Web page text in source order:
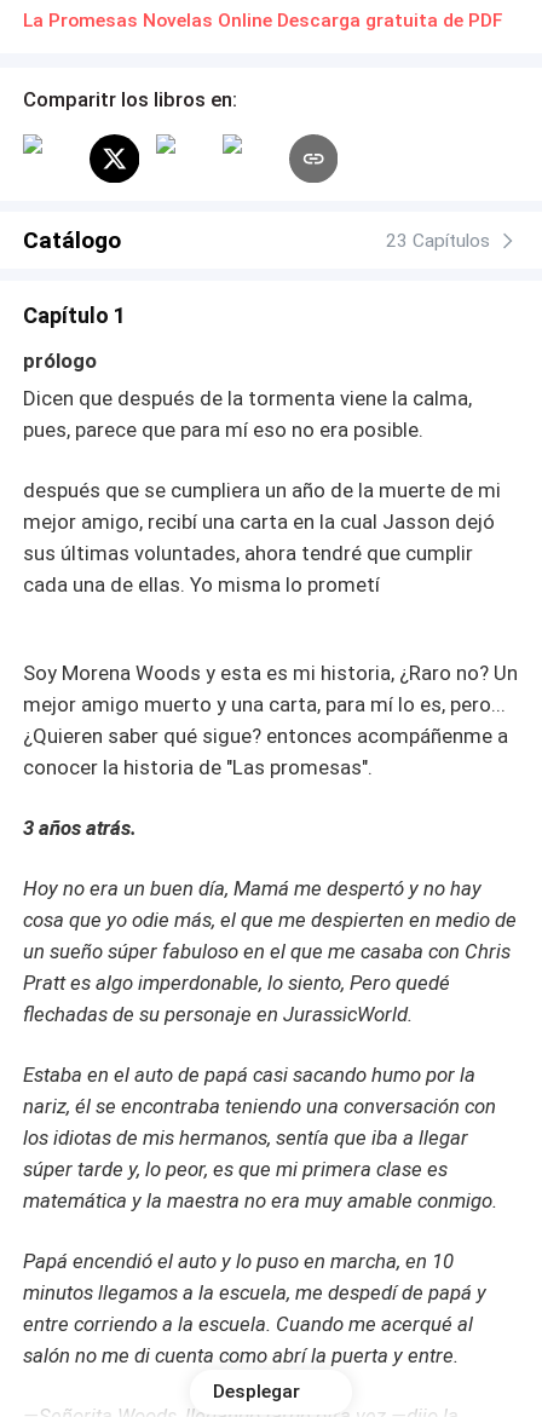
está es mi historia, ¿Raro no? Un mejor amigo muerto y
promesas".
La Promesas Novelas Online Descarga gratuita de PDF
Comparitr los libros en:
Catálogo 23 Capítulos
Capítulo 1
prólogo
Dicen que después de la tormenta viene la calma,
pues, parece que para mí eso no era posible.
después que se cumpliera un año de la muerte de mi
mejor amigo, recibí una carta en la cual Jasson dejó
sus últimas voluntades, ahora tendré que cumplir
cada una de ellas. Yo misma lo prometí
Soy Morena Woods y esta es mi historia, ¿Raro no? Un
mejor amigo muerto y una carta, para mí lo es, pero...
¿Quieren saber qué sigue? entonces acompáñenme a
conocer la historia de "Las promesas".
3 años atrás.
Hoy no era un buen día, Mamá me despertó y no hay
cosa que yo odie más, el que me despierten en medio de
un sueño súper fabuloso en el que me casaba con Chris
Pratt es algo imperdonable, lo siento, Pero quedé
flechadas de su personaje en JurassicWorld.
Estaba en el auto de papá casi sacando humo por la
nariz, él se encontraba teniendo una conversación con
los idiotas de mis hermanos, sentía que iba a llegar
súper tarde y, lo peor, es que mi primera clase es
matemática y la maestra no era muy amable conmigo.
Papá encendió el auto y lo puso en marcha, en 10
minutos llegamos a la escuela, me despedí de papá y
entre corriendo a la escuela. Cuando me acerqué al
salón no me di cuenta como abrí la puerta y entre.
Desplegar